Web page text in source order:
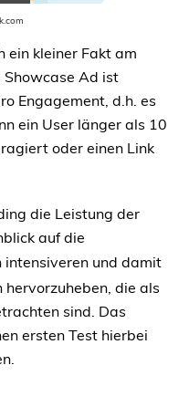
ein kleiner Fakt am
Showcase Ad ist
Engagement, d.h. es
ein User länger als 10
oder einen Link
die Leistung der
auf die
intensiveren und damit
die als
sind. Das
ersten Test hierbei